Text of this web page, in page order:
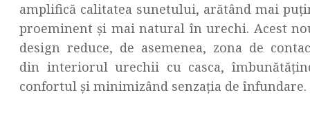
amplifică calitatea sunetului, arătând mai
proeminent și mai natural în urechi. Acest
design reduce, de asemenea, zona de
din interiorul urechii cu casca,
confortul și minimizând senzația de înfundare.